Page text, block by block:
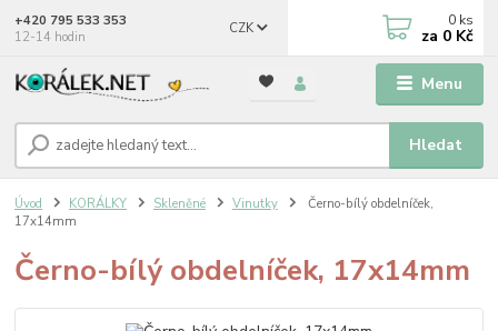
Menu
CZK
Hledat
+420 795 533 353
12-14 hodin
0 ks
za 0 Kč
Úvod KORÁLKY Skleněné Vinutky
Černo-bílý obdelníček,
17x14mm
Černo-bílý obdelníček, 17x14mm